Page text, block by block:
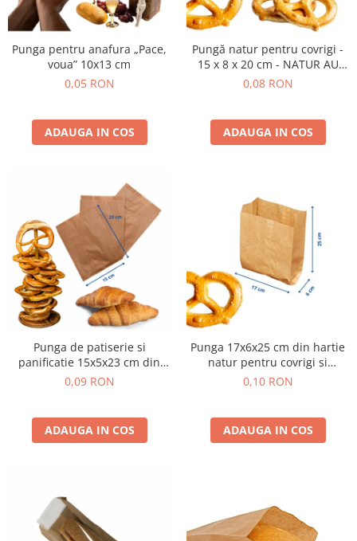
Punga pentru anafura „Pace,
voua” 10x13 cm
0,05 RON
ADAUGA IN COS
Pungă natur pentru covrigi -
15 x 8 x 20 cm - NATUR AU
REVENIT IN STOC
0,08 RON
ADAUGA IN COS
Punga de patiserie si
panificatie 15x5x23 cm din
hartie
0,09 RON
ADAUGA IN COS
Punga 17x6x25 cm din hartie
natur pentru covrigi si
produse de panificatie
0,10 RON
ADAUGA IN COS